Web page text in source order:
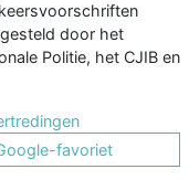
door het
Politie, het CJIB en
favoriet